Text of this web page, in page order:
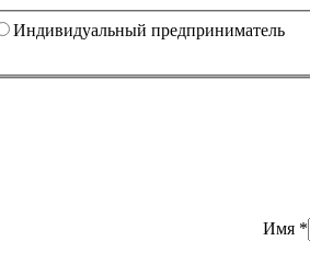
Индивидуальный предприниматель
Имя *